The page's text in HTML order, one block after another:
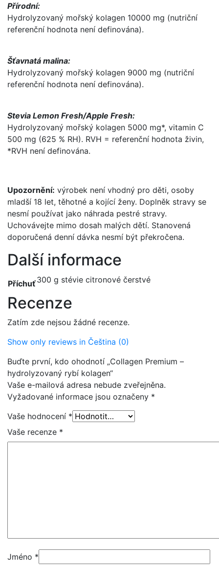
Přírodní:
Hydrolyzovaný mořský kolagen 10000 mg (nutriční
referenční hodnota není definována).
Šťavnatá malina:
Hydrolyzovaný mořský kolagen 9000 mg (nutriční
referenční hodnota není definována).
Stevia Lemon Fresh/Apple Fresh:
Hydrolyzovaný mořský kolagen 5000 mg*, vitamin C
500 mg (625 % RH). RVH = referenční hodnota živin,
*RVH není definována.
Upozornění: výrobek není vhodný pro děti, osoby
mladší 18 let, těhotné a kojící ženy. Doplněk stravy se
nesmí používat jako náhrada pestré stravy.
Uchovávejte mimo dosah malých dětí. Stanovená
doporučená denní dávka nesmí být překročena.
Další informace
Příchuť300 g stévie citronové čerstvé
Recenze
Zatím zde nejsou žádné recenze.
Show only reviews in Čeština (0)
Buďte první, kdo ohodnotí „Collagen Premium –
hydrolyzovaný rybí kolagen“
Vaše e-mailová adresa nebude zveřejněna.
Vyžadované informace jsou označeny *
Vaše hodnocení *
Vaše recenze *
Jméno *